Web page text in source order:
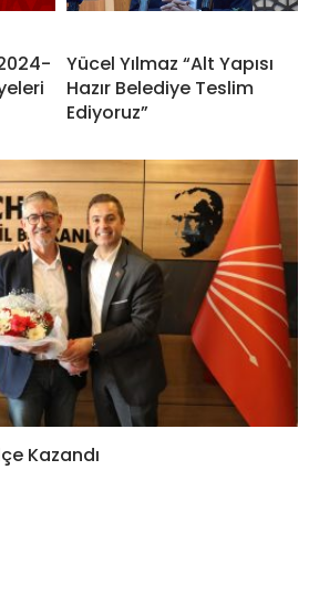
Yücel Yılmaz “Alt Yapısı
Hazır Belediye Teslim
Ediyoruz”
Kazandı